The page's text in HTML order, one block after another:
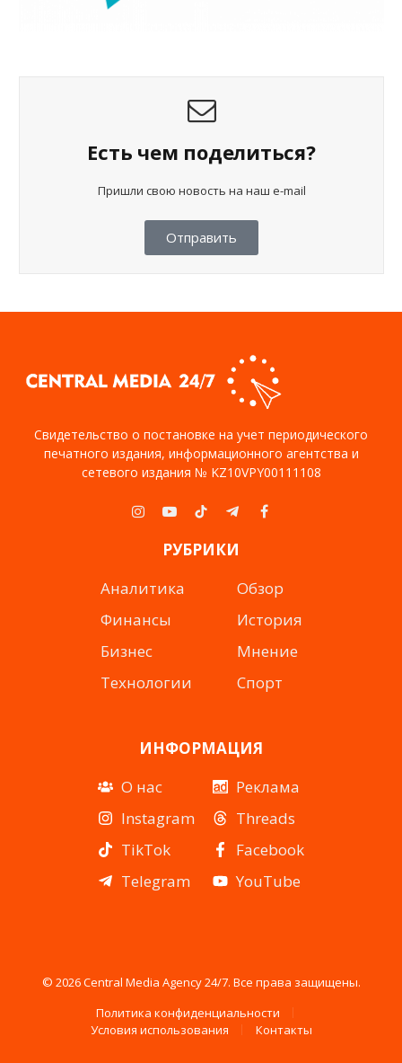
Есть чем поделиться?
Пришли свою новость на наш e-mail
Отправить
Свидетельство о постановке на учет периодического
печатного издания, информационного агентства и
сетевого издания № KZ10VPY00111108
Instagram
YouTubeTikTokTelegramFacebook
РУБРИКИ
Аналитика
Финансы
Бизнес
Технологии
Обзор
История
Мнение
Спорт
ИНФОРМАЦИЯ
О нас
Instagram
TikTok
Telegram
Реклама
Threads
Facebook
YouTube
© 2026 Central Media Agency 24/7. Все права защищены.
Политика конфиденциальности
Условия использования
Контакты